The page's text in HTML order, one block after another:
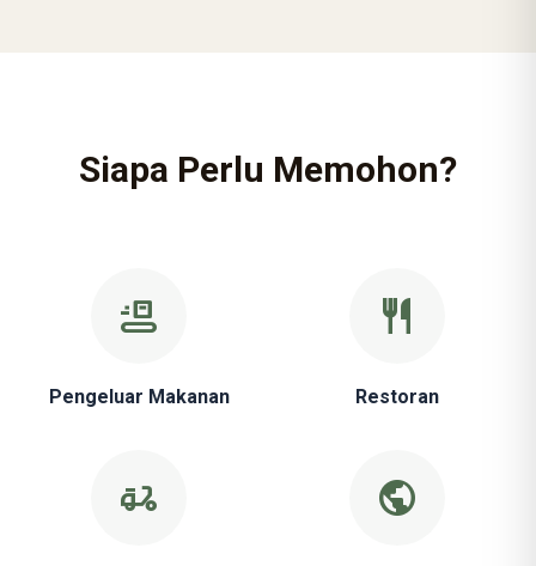
Siapa Perlu Memohon?
conveyor_belt
Pengeluar Makanan
restaurant
Restoran
delivery_dining public